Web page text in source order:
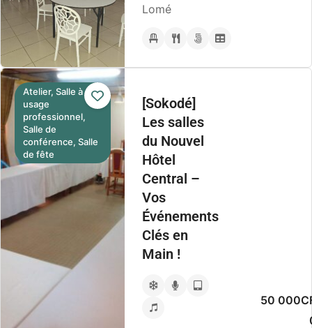
Lomé
Atelier, Salle à
usage
professionnel,
Salle de
conférence, Salle
de fête
[Sokodé]
Les salles
du Nouvel
Hôtel
Central –
Vos
Événements
Clés en
Main !
50